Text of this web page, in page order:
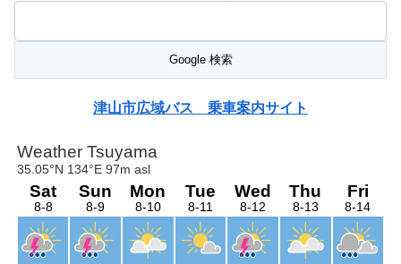
津山市広域バス 乗車案内サイト